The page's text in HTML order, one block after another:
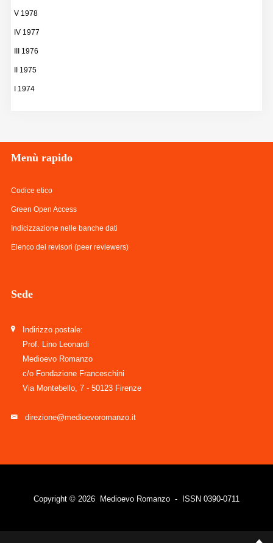
V 1978
IV 1977
III 1976
II 1975
I 1974
Menù rapido
Codice etico
Green Open Access
Indicizzazione nelle banche dati
Elenco dei revisori (peer reviewers)
Sede
Indirizzo postale:
Prof. Lino Leonardi
Medioevo Romanzo
c/o Fondazione Franceschini
Via Montebello, 7 - 50123 Firenze
direzione@medioevoromanzo.it
Copyright © 2026 Medioevo Romanzo - ISSN 0390-0711